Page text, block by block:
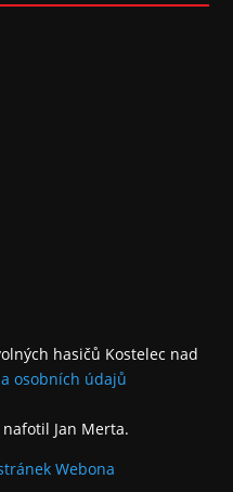
hasičů Kostelec nad
osobních údajů
Jan Merta.
Webona